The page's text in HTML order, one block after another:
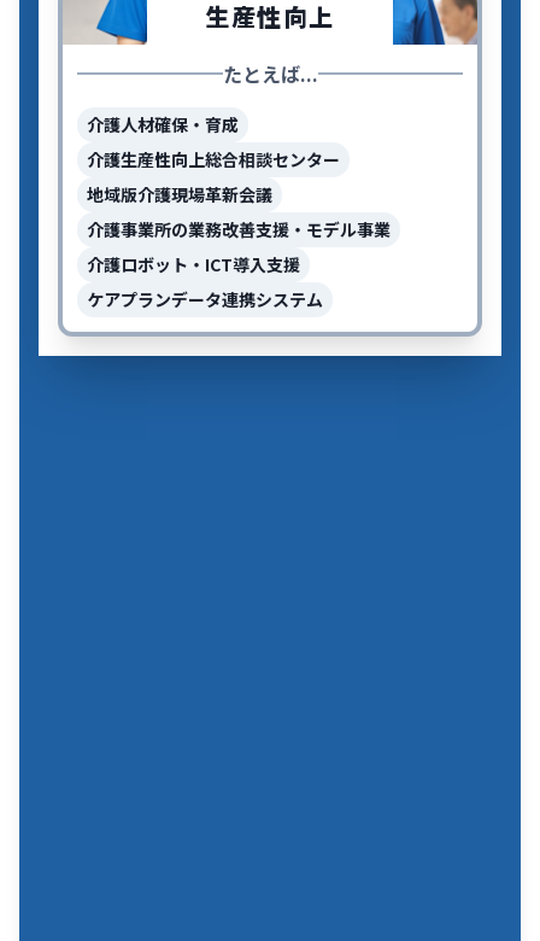
生産性向上
たとえば...
介護人材確保・育成
介護生産性向上総合相談センター
地域版介護現場革新会議
介護事業所の業務改善支援・モデル事業
介護ロボット・ICT導入支援
ケアプランデータ連携システム